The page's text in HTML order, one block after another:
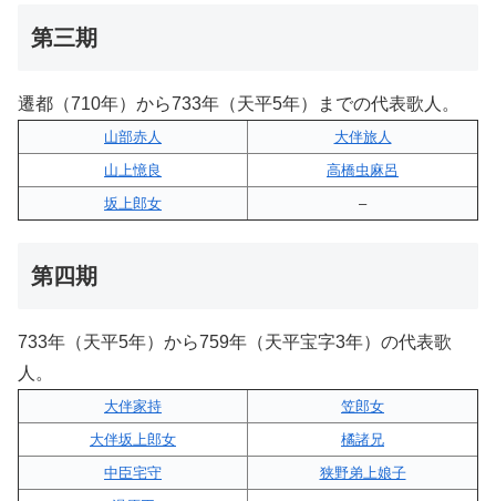
第三期
遷都（710年）から733年（天平5年）までの代表歌人。
山部赤人
大伴旅人
山上憶良
高橋虫麻呂
坂上郎女
–
第四期
733年（天平5年）から759年（天平宝字3年）の代表歌
人。
大伴家持
笠郎女
大伴坂上郎女
橘諸兄
中臣宅守
狭野弟上娘子